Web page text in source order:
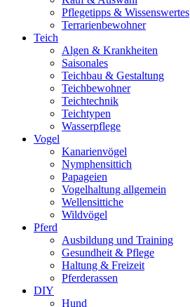
Pflegetipps & Wissenswertes
Terrarienbewohner
Teich
Algen & Krankheiten
Saisonales
Teichbau & Gestaltung
Teichbewohner
Teichtechnik
Teichtypen
Wasserpflege
Vogel
Kanarienvögel
Nymphensittich
Papageien
Vogelhaltung allgemein
Wellensittiche
Wildvögel
Pferd
Ausbildung und Training
Gesundheit & Pflege
Haltung & Freizeit
Pferderassen
DIY
Hund